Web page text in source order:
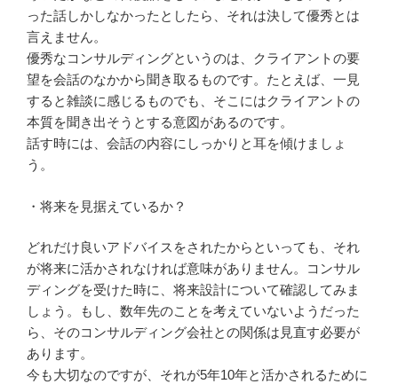
った話しかしなかったとしたら、それは決して優秀とは
言えません。
優秀なコンサルディングというのは、クライアントの要
望を会話のなかから聞き取るものです。たとえば、一見
すると雑談に感じるものでも、そこにはクライアントの
本質を聞き出そうとする意図があるのです。
話す時には、会話の内容にしっかりと耳を傾けましょ
う。
・将来を見据えているか？
どれだけ良いアドバイスをされたからといっても、それ
が将来に活かされなければ意味がありません。コンサル
ディングを受けた時に、将来設計について確認してみま
しょう。もし、数年先のことを考えていないようだった
ら、そのコンサルディング会社との関係は見直す必要が
あります。
今も大切なのですが、それが5年10年と活かされるために